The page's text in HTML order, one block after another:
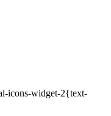
icons-widget-2{text-